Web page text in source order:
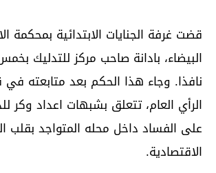
قضت غرفة الجنايات الابتدائية بمحكمة
البيضاء، بادانة صاحب مركز للتدليك
نافذا. وجاء هذا الحكم بعد متابعته
الرأي العام، تتعلق بشبهات اعداد وكر
على الفساد داخل محله المتواجد بقلب
الاقتصادية.